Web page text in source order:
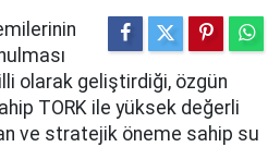
olarak geliştirdiği, özgün
TORK ile yüksek değerli
ve stratejik öneme sahip su